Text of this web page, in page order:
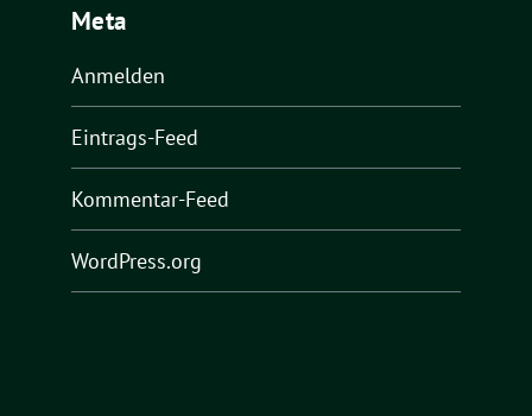
Meta
Anmelden
Eintrags-Feed
Kommentar-Feed
WordPress.org